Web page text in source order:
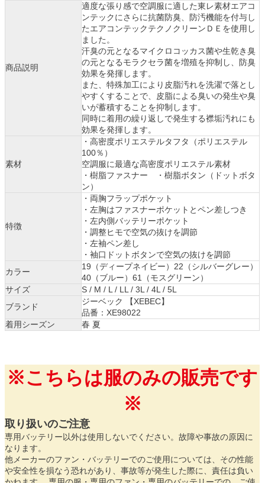
商品説明
適度な張り感で空調服に適した東レ素材エアコ
ンテックにさらに抗菌防臭、防汚機能を付与し
たエアコンテックテクノクリーンＤＥを使用し
ました。
汗臭の元となるマイクロコッカス菌や生乾き臭
の元となるモラクセラ菌を増殖を抑制し、防臭
効果を発揮します。
また、特殊加工により皮脂汚れを洗濯で落とし
やすくすることで、皮脂による臭いの発生や臭
いが蓄積することを抑制します。
同時に着用の繰り返しで発生する襟垢汚れにも
効果を発揮します。
素材
・高密度ポリエステルタフタ（ポリエステル
100％）
空調服に最適な高密度ポリエステル素材
・樹脂ファスナー ・樹脂ボタン（ドットボタ
ン）
特徴
・両胸フラップポケット
・左胸はファスナーポケットとペン差しつき
・左内側バッテリーポケット
・調整ヒモで空気の抜けを調節
・左袖ペン差し
・袖口ドットボタンで空気の抜けを調節
カラー
19（ディープネイビー）22（シルバーグレー）
40（ブルー）61（モスグリーン）
サイズ
S / M / L / LL / 3L / 4L / 5L
ブランド
ジーベック 【XEBEC】
品番：XE98022
着用シーズン
春 夏
※こちらは服のみの販売です
※
取り扱いのご注意
専用バッテリー以外は使用しないでください。故障や事故の原因に
なります。
他メーカーのファン・バッテリーでのご使用については、その性能
や安全性を損なう恐れがあり、事故等が発生した際に、責任は負い